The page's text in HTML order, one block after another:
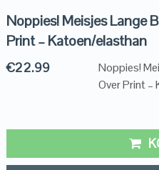
Noppies! Meisjes Lange
Print – Katoen/elasthan
€22.99
Noppies!
Over Print –